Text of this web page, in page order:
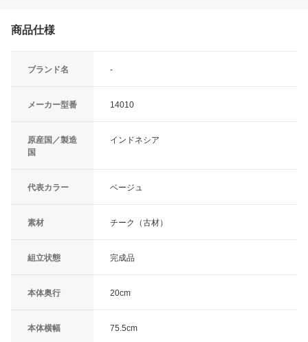
商品仕様
ブランド名 -
メーカー型番 14010
原産国／製造
国
インドネシア
代表カラー ベージュ
素材 チーク（古材）
組立状態 完成品
本体奥行 20cm
本体横幅 75.5cm